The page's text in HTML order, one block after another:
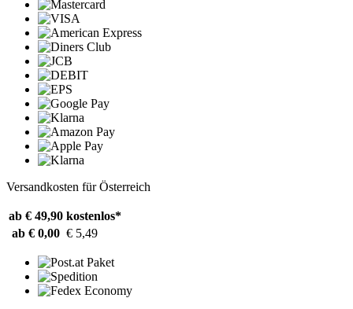
Versandkosten für Österreich
ab € 49,90 kostenlos*
ab € 0,00 € 5,49